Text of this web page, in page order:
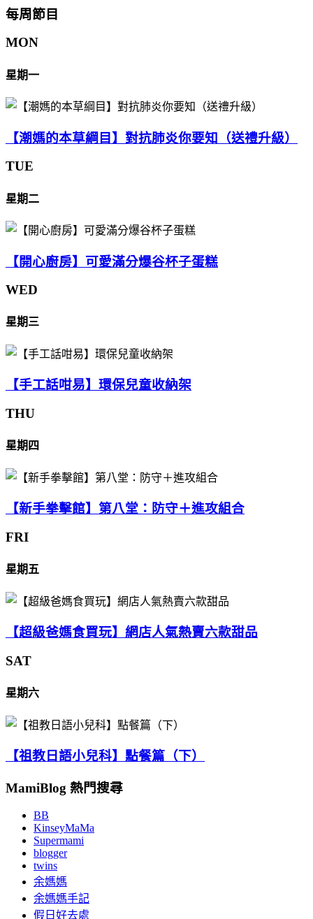
每周節目
MON
星期一
【潮媽的本草綱目】對抗肺炎你要知（送禮升級）
TUE
星期二
【開心廚房】可愛滿分爆谷杯子蛋糕
WED
星期三
【手工話咁易】環保兒童收納架
THU
星期四
【新手拳擊館】第八堂：防守＋進攻組合
FRI
星期五
【超級爸媽食買玩】網店人氣熱賣六款甜品
SAT
星期六
【祖教日語小兒科】點餐篇（下）
MamiBlog 熱門搜尋
BB
KinseyMaMa
Supermami
blogger
twins
余媽媽
余媽媽手記
假日好去處